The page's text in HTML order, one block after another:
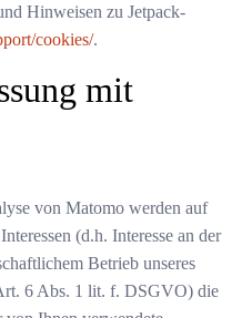
Hinweisen zu Jetpack-
cookies/.
mit
von Matomo werden auf
(d.h. Interesse an der
Betrieb unseres
6 Abs. 1 lit. f. DSGVO) die